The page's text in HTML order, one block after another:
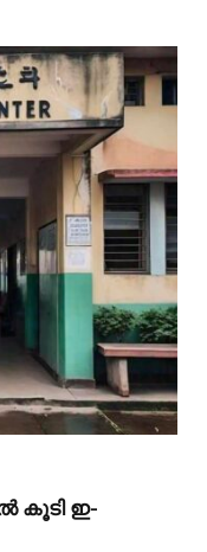
കൂടി ഇ-